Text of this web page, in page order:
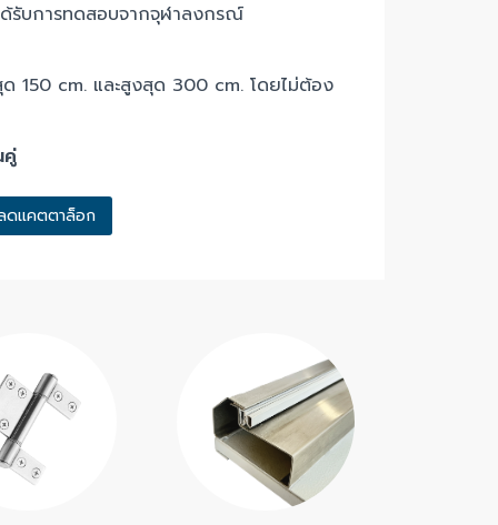
ด้รับการทดสอบจากจุฬาลงกรณ์
150 cm. และสูงสุด 300 cm. โดยไม่ต้อง
คู่
ดแคตตาล็อก